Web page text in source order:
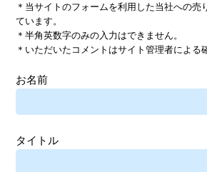
＊当サイトのフォームを利用した当社への売
ています。
＊半角英数字のみの入力はできません。
＊いただいたコメントはサイト管理者による
お名前
タイトル